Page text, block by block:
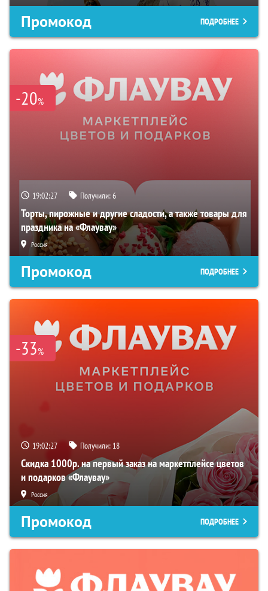
Промокод ПОДРОБНЕЕ
-20%
19:02:26 Получили:6
Торты, пирожные и другие сладости, а также товары для
праздника на «Флаувау»
Россия
Промокод ПОДРОБНЕЕ
-33%
19:02:26 Получили: 18
Скидка 1000р. на первый заказ на маркетплейсе цветов
и подарков «Флаувау»
Россия
Промокод ПОДРОБНЕЕ